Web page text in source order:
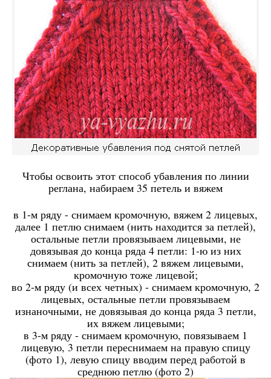
Чтобы освоить этот способ убавления по линии
реглана, набираем 35 петель и вяжем
в 1-м ряду - снимаем кромочную, вяжем 2 лицевых,
далее 1 петлю снимаем (нить находится за петлей),
остальные петли провязываем лицевыми, не
довязывая до конца ряда 4 петли: 1-ю из них
снимаем (нить за петлей), 2 вяжем лицевыми,
кромочную тоже лицевой;
во 2-м ряду (и всех четных) - снимаем кромочную, 2
лицевых, остальные петли провязываем
изнаночными, не довязывая до конца ряда 3 петли,
их вяжем лицевыми;
в 3-м ряду - снимаем кромочную, повязываем 1
лицевую, 3 петли переснимаем на правую спицу
(фото 1), левую спицу вводим перед работой в
среднюю петлю (фото 2)